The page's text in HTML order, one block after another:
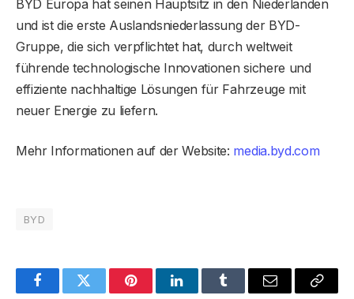
BYD Europa hat seinen Hauptsitz in den Niederlanden
und ist die erste Auslandsniederlassung der BYD-
Gruppe, die sich verpflichtet hat, durch weltweit
führende technologische Innovationen sichere und
effiziente nachhaltige Lösungen für Fahrzeuge mit
neuer Energie zu liefern.
Mehr Informationen auf der Website: media.byd.com
BYD
FacebookTwitter PinterestLinkedInTumblr Email
Copy